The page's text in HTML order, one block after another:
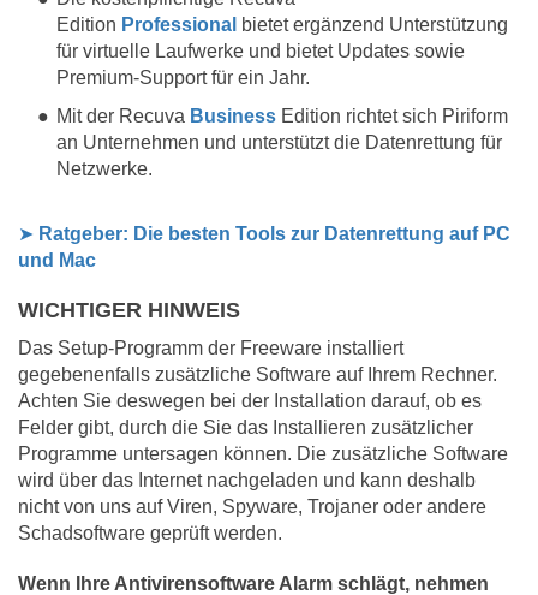
Edition Professional bietet ergänzend Unterstützung
für virtuelle Laufwerke und bietet Updates sowie
Premium-Support für ein Jahr.
Mit der Recuva Business Edition richtet sich Piriform
an Unternehmen und unterstützt die Datenrettung für
Netzwerke.
➤ Ratgeber: Die besten Tools zur Datenrettung auf PC
und Mac
WICHTIGER HINWEIS
Das Setup-Programm der Freeware installiert
gegebenenfalls zusätzliche Software auf Ihrem Rechner.
Achten Sie deswegen bei der Installation darauf, ob es
Felder gibt, durch die Sie das Installieren zusätzlicher
Programme untersagen können. Die zusätzliche Software
wird über das Internet nachgeladen und kann deshalb
nicht von uns auf Viren, Spyware, Trojaner oder andere
Schadsoftware geprüft werden.
Wenn Ihre Antivirensoftware Alarm schlägt, nehmen